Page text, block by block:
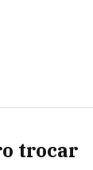
trocar